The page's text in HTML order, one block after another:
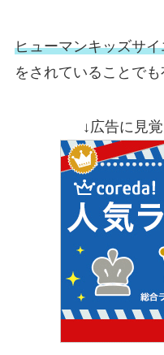
ヒューマンキッズサ
をされていることでも
↓広告に見